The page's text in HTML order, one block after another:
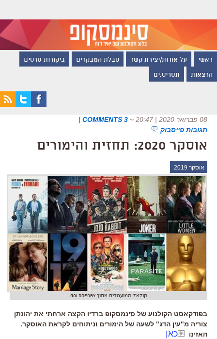
ראשי על אודות/יצירת קשר טבלת המבקרים ביקורות סרטים
הרצאות תסריט.ים
08 פברואר 2020 | 20:47 ~
3 COMMENTS
|
תגובות פייסבוק
אוסקר 2020: תחזית והימורים
אוסקר 2019
קולאז' המועמדים מתוך Goldderby
בפודקאסט הקולנוע של סינמסקופ ברדיו הקצה ארחתי את יהונתן
צוריה מ"עין הדג" לשעה של הימורים וניתוחים לקראת האוסקר.
האזינו
כאן